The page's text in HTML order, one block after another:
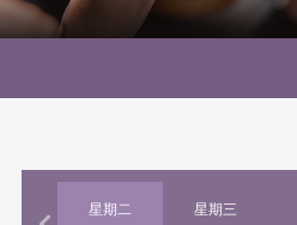
星期二 星期三